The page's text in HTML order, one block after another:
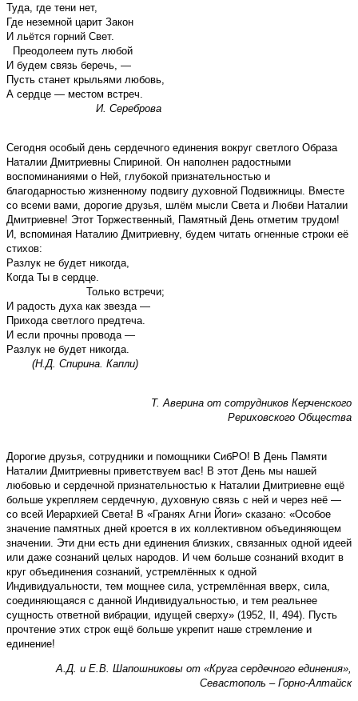
Туда, где тени нет,
Где неземной царит Закон
И льётся горний Свет.
Преодолеем путь любой
И будем связь беречь, —
Пусть станет крыльями любовь,
А сердце — местом встреч.
И. Сереброва
Сегодня особый день сердечного единения вокруг светлого Образа
Наталии Дмитриевны Спириной. Он наполнен радостными
воспоминаниями о Ней, глубокой признательностью и
благодарностью жизненному подвигу духовной Подвижницы. Вместе
со всеми вами, дорогие друзья, шлём мысли Света и Любви Наталии
Дмитриевне! Этот Торжественный, Памятный День отметим трудом!
И, вспоминая Наталию Дмитриевну, будем читать огненные строки её
стихов:
Разлук не будет никогда,
Когда Ты в сердце.
Только встречи;
И радость духа как звезда —
Прихода светлого предтеча.
И если прочны провода —
Разлук не будет никогда.
(Н.Д. Спирина. Капли)
Т. Аверина от сотрудников Керченского
Рериховского Общества
Дорогие друзья, сотрудники и помощники СибРО! В День Памяти
Наталии Дмитриевны приветствуем вас! В этот День мы нашей
любовью и сердечной признательностью к Наталии Дмитриевне ещё
больше укрепляем сердечную, духовную связь с ней и через неё —
со всей Иерархией Света! В «Гранях Агни Йоги» сказано: «Особое
значение памятных дней кроется в их коллективном объединяющем
значении. Эти дни есть дни единения близких, связанных одной идеей
или даже сознаний целых народов. И чем больше сознаний входит в
круг объединения сознаний, устремлённых к одной
Индивидуальности, тем мощнее сила, устремлённая вверх, сила,
соединяющаяся с данной Индивидуальностью, и тем реальнее
сущность ответной вибрации, идущей сверху» (1952, II, 494). Пусть
прочтение этих строк ещё больше укрепит наше стремление и
единение!
А.Д. и Е.В. Шапошниковы от «Круга сердечного единения»,
Севастополь – Горно-Алтайск